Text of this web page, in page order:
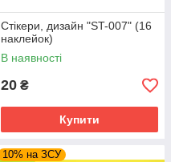
Стікери, дизайн "ST-007" (16
наклейок)
В наявності
20 ₴
Купити
10% на ЗСУ